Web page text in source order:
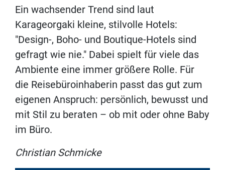
Ein wachsender Trend sind laut
Karageorgaki kleine, stilvolle Hotels:
"Design-, Boho- und Boutique-Hotels sind
gefragt wie nie." Dabei spielt für viele das
Ambiente eine immer größere Rolle. Für
die Reisebüroinhaberin passt das gut zum
eigenen Anspruch: persönlich, bewusst und
mit Stil zu beraten – ob mit oder ohne Baby
im Büro.
Christian Schmicke